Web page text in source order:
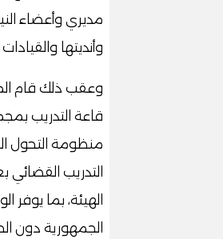
مديري وأعضاء
وأنديتها
وعقب ذلك قام
قاعة التدريب
منظومة التحول
التدريب
الهيئة، بما
الجمهورية دون